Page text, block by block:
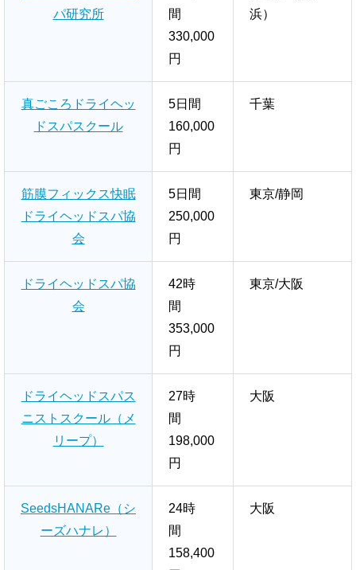
パ研究所
間
330,000
円
浜）
真ごころドライヘッ
ドスパスクール
5日間 ​
160,000
円
千葉
筋膜フィックス快眠
ドライヘッドスパ協
会
5日間 ​
250,000
円
東京/静岡
ドライヘッドスパ協
会
42時
間
353,000
円
東京/大阪
ドライヘッドスパス
ニストスクール（メ
リープ）
27時
間
198,000
円
大阪
SeedsHANARe（シ
ーズハナレ）
24時
間
158,400
大阪